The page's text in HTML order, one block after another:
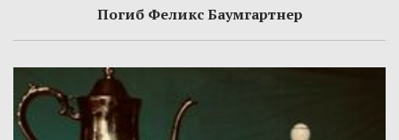
Погиб Феликс Баумгартнер